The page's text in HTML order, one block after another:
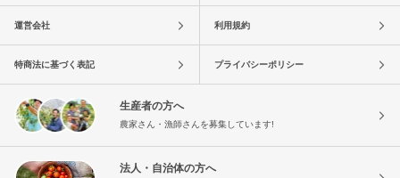
運営会社 利用規約
特商法に基づく表記 プライバシーポリシー
生産者の方へ
農家さん・漁師さんを募集しています!
法人・自治体の方へ